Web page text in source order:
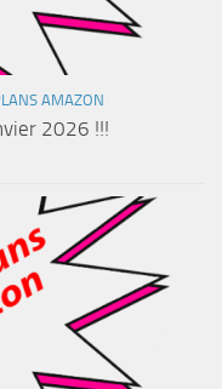
AMAZON
2026 !!!